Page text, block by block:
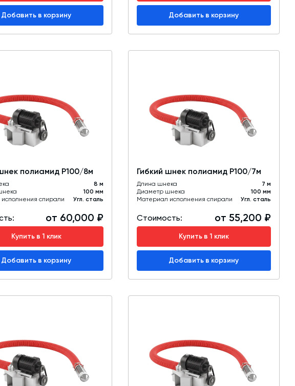
Добавить в корзину Добавить в корзину
полиамид Р100/8м
8 м
100 мм
спирали
Угл. сталь
от 60,000 ₽
Купить в 1 клик
Добавить в корзину
Гибкий шнек полиамид Р100/7м
Длина шнека
7 м
Диаметр шнека
100 мм
Материал исполнения спирали
Угл. сталь
Стоимость: от 55,200 ₽
Купить в 1 клик
Добавить в корзину